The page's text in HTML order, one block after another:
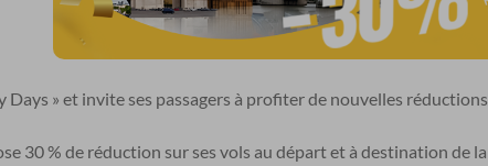
» et invite ses passagers à profiter de nouvelles
30 % de réduction sur ses vols au départ et à destination de